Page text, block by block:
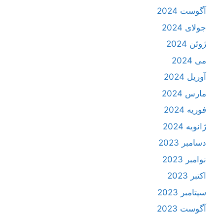
آگوست 2024
جولای 2024
ژوئن 2024
می 2024
آوریل 2024
مارس 2024
فوریه 2024
ژانویه 2024
دسامبر 2023
نوامبر 2023
اکتبر 2023
سپتامبر 2023
آگوست 2023